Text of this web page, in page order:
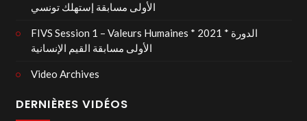
الأولى مسابقة إستهلك تونسي
FIVS Session 1 – Valeurs Humaines * 2021 * الدورة
الأولى مسابقة القيم الإنسانية
Video Archives
DERNIÈRES VIDÉOS